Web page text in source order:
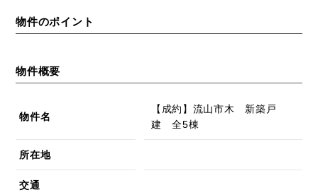
物件のポイント
物件概要
物件名
【成約】流山市木 新築戸
建 全5棟
所在地
交通